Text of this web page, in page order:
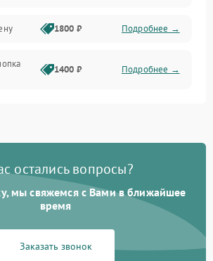
1800 ₽ Подробнее →
1400 ₽ Подробнее →
работе 1500 ₽ Подробнее →
остались вопросы?
мы свяжемся с Вами в ближайшее
время
Заказать звонок